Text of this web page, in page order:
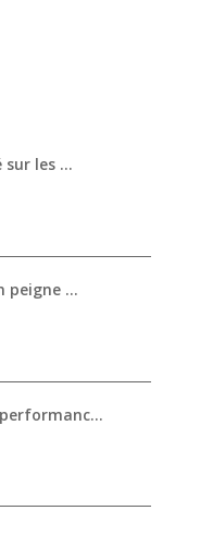
sur les …
peigne …